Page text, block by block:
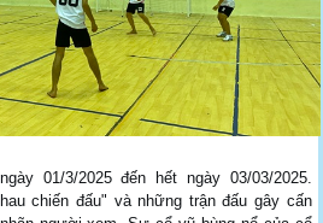
01/3/2025 đến hết ngày 03/03/2025.
chiến đấu" và những trận đấu gây cấn